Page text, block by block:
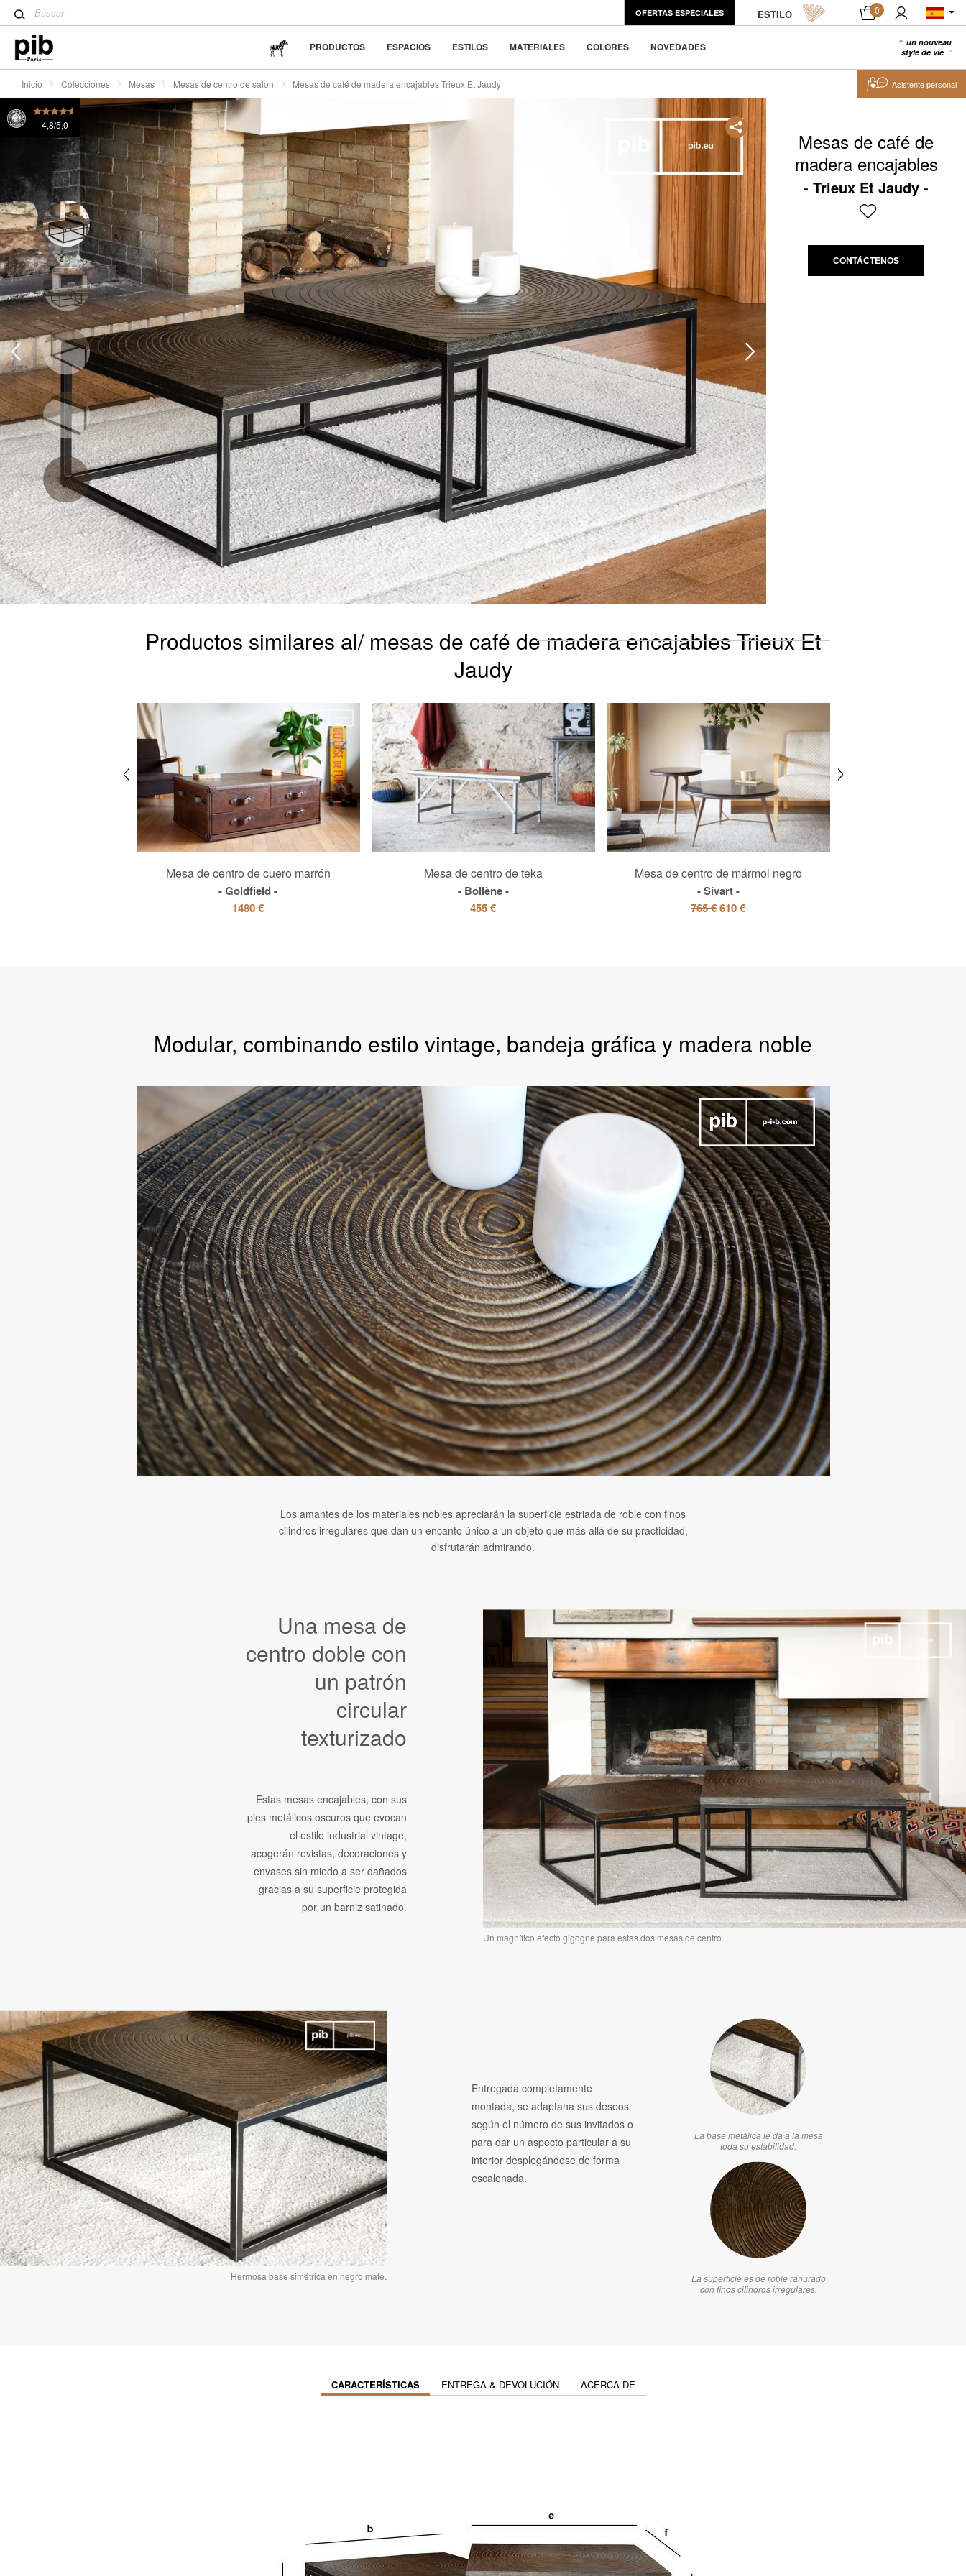
OFERTAS ESPECIALES ESTILO 0
Wabi-Sabi: el arte de encontrar la belleza en la
PRODUCTOS ESPACIOS ESTILOS MATERIALES COLORES NOVEDADES
un nouveau
style de vie
Inicio Colecciones Mesas Mesas de centro de salon Mesas de café de madera encajables Trieux Et Jaudy
Mesas de café de
madera encajables
Trieux Et Jaudy
CONTÁCTENOS
Productos similares al/ mesas de café de madera encajables Trieux Et
Jaudy
Mesa de centro de cuero marrón
Goldfield
1480 €
Mesa de centro de teka
Bollène
455 €
Mesa de centro de mármol negro
Sivart
765 €610 €
Modular, combinando estilo vintage, bandeja gráfica y madera noble
Los amantes de los materiales nobles apreciarán la superficie estriada de roble con finos
cilindros irregulares que dan un encanto único a un objeto que más allá de su practicidad,
disfrutarán admirando.
Un magnífico efecto gigogne para estas dos mesas de centro.
Una mesa de
centro doble con
un patrón
circular
texturizado
Estas mesas encajables, con sus
pies metálicos oscuros que evocan
el estilo industrial vintage,
acogerán revistas, decoraciones y
envases sin miedo a ser dañados
gracias a su superficie protegida
por un barniz satinado.
Hermosa base simétrica en negro mate.
Entregada completamente
montada, se adaptana sus deseos
según el número de sus invitados o
para dar un aspecto particular a su
interior desplegándose de forma
escalonada.
La base metálica le da a la mesa
toda su estabilidad.
La superficie es de roble ranurado
con finos cilindros irregulares.
CARACTERÍSTICAS ENTREGA & DEVOLUCIÓN ACERCA DE
4,8/5,0
Asistente personal